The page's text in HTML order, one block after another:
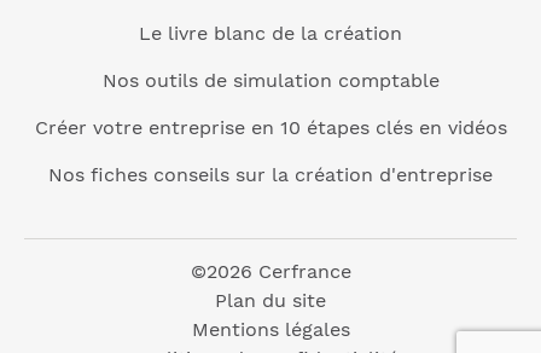
Le livre blanc de la création
Nos outils de simulation comptable
Créer votre entreprise en 10 étapes clés en vidéos
Nos fiches conseils sur la création d'entreprise
©2026 Cerfrance
Plan du site
Mentions légales